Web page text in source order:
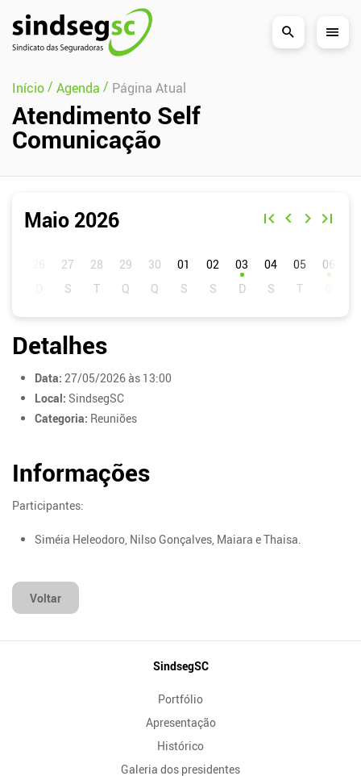
Pular Navegação (s)
Início/ Agenda / Página Atual
Atendimento Self
Comunicação
Maio 2026
01 02 03 04 05 06
Detalhes
Data: 27/05/2026 às 13:00
Local: SindsegSC
Categoria: Reuniões
Informações
Participantes:
Siméia Heleodoro, Nilso Gonçalves, Maiara e Thaisa.
Voltar
SindsegSC
Portfólio
Apresentação
Histórico
Galeria dos presidentes